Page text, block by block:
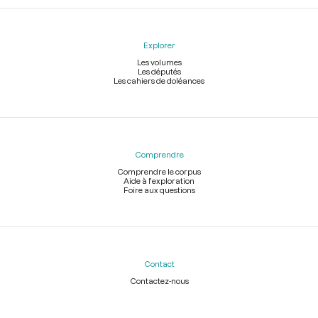
Explorer
Les volumes
Les députés
Les cahiers de doléances
Comprendre
Comprendre le corpus
Aide à l'exploration
Foire aux questions
Contact
Contactez-nous